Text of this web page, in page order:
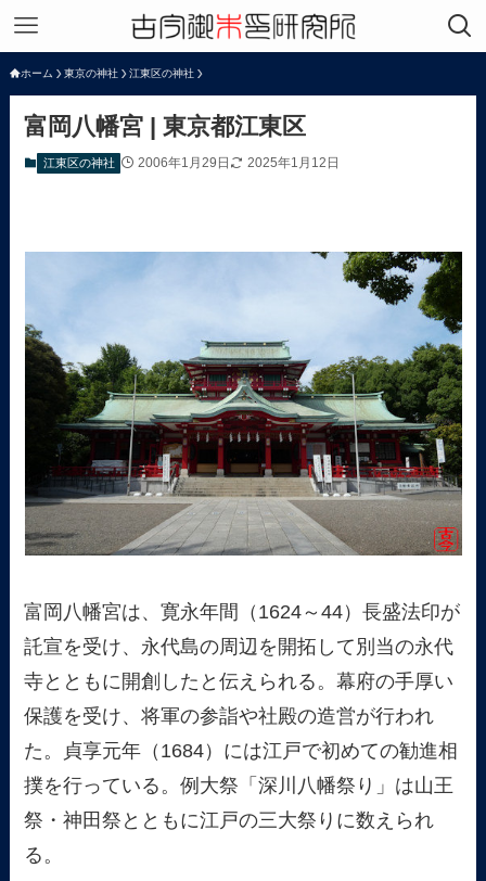
ホーム 東京の神社 江東区の神社
富岡八幡宮 | 東京都江東区
江東区の神社 2006年1月29日 2025年1月12日
富岡八幡宮は、寛永年間（1624～44）長盛法印が
託宣を受け、永代島の周辺を開拓して別当の永代
寺とともに開創したと伝えられる。幕府の手厚い
保護を受け、将軍の参詣や社殿の造営が行われ
た。貞享元年（1684）には江戸で初めての勧進相
撲を行っている。例大祭「深川八幡祭り」は山王
祭・神田祭とともに江戸の三大祭りに数えられ
る。